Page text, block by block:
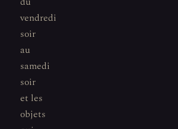
vendredi
soir
au
samedi
soir
et les
objets